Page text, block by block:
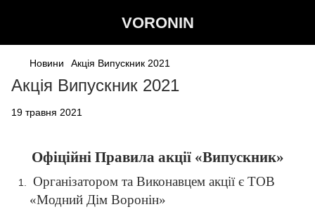
VORONIN
Новини Акція Випускник 2021
Акція Випускник 2021
19 травня 2021
Офіційні Правила акції«Випускник»
Організатором та Виконавцем акції є ТОВ
«Модний Дім Воронін»